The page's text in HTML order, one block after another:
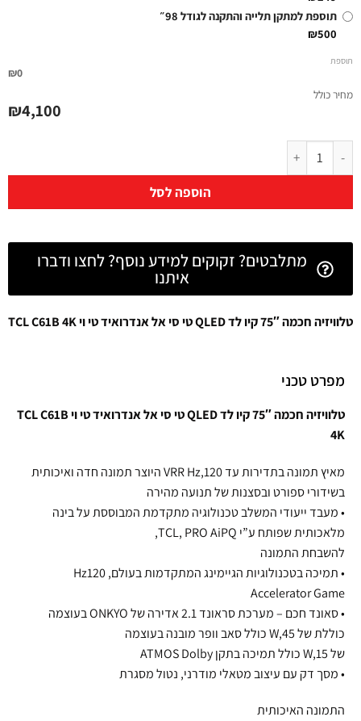
תוספת למתקן תלייה והתקנה לגודל 98״
₪500
תוספת
₪0
מחיר כולל
₪4,100
הוספה לסל
מתלבטים? זקוקים למידע נוסף? לחצו ודברו
איתנו
טלוויזיה חכמה 75″ קיו לד QLED טי סי אל אנדרואיד טי וי TCL C61B 4K
מפרט טכני
טלוויזיה חכמה 75″ קיו לד QLED טי סי אל אנדרואיד טי וי TCL C61B
4K
מאיץ תמונה בתדירות עד VRR Hz,120 היוצר תמונה חדה ואיכותית
בשידורי ספורט ובסצנות של תנועה מהירה
• מעבד ייעודי המשלב טכנולוגיה מתקדמת המבוססת על בינה
מלאכותית שפותח ע”י TCL, PRO AiPQ,
להשבחת התמונה
• תמיכה בטכנולוגיות הגיימינג המתקדמות בעולם, Hz120
Accelerator Game
• סאונד חכם – מערכת סראונד 2.1 אדירה של ONKYO בעוצמה
כוללת של W,45 כולל סאב וופר מובנה בעוצמה
של W,15 כולל תמיכה בתקן ATMOS Dolby
• מסך דק עם עיצוב מטאלי מודרני, נטול מסגרת
התמונה האיכותית